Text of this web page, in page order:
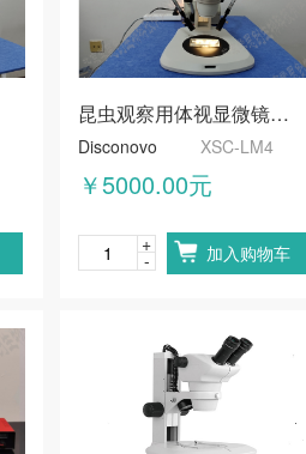
昆虫观察用体视显微镜【经济型】
Disconovo XSC-LM4
￥5000.00元
-
+ 加入购物车